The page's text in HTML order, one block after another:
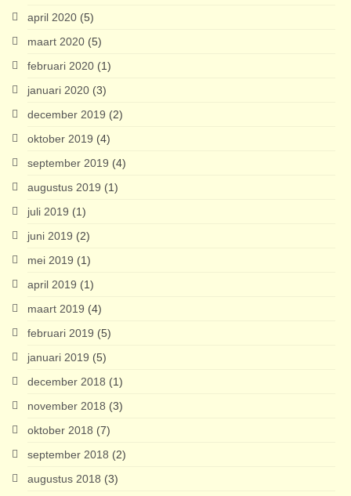
april 2020 (5)
maart 2020 (5)
februari 2020 (1)
januari 2020 (3)
december 2019 (2)
oktober 2019 (4)
september 2019 (4)
augustus 2019 (1)
juli 2019 (1)
juni 2019 (2)
mei 2019 (1)
april 2019 (1)
maart 2019 (4)
februari 2019 (5)
januari 2019 (5)
december 2018 (1)
november 2018 (3)
oktober 2018 (7)
september 2018 (2)
augustus 2018 (3)